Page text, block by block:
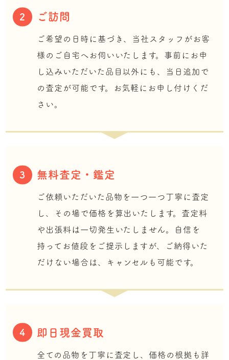
2 ご訪問
ご希望の日時に基づき、当社スタッフがお客
様のご自宅へお伺いいたします。事前にお申
し込みいただいた品目以外にも、当日追加で
の査定が可能です。お気軽にお申し付けくだ
さい。
3 無料査定・鑑定
ご依頼いただいた品物を一つ一つ丁寧に査定
し、その場で価格を算出いたします。査定料
や出張料は一切発生いたしません。自信を
持ってお値段をご提示しますが、ご納得いた
だけない場合は、キャンセルも可能です。
4 即日現金買取
全ての品物を丁寧に査定し、価格の根拠も詳